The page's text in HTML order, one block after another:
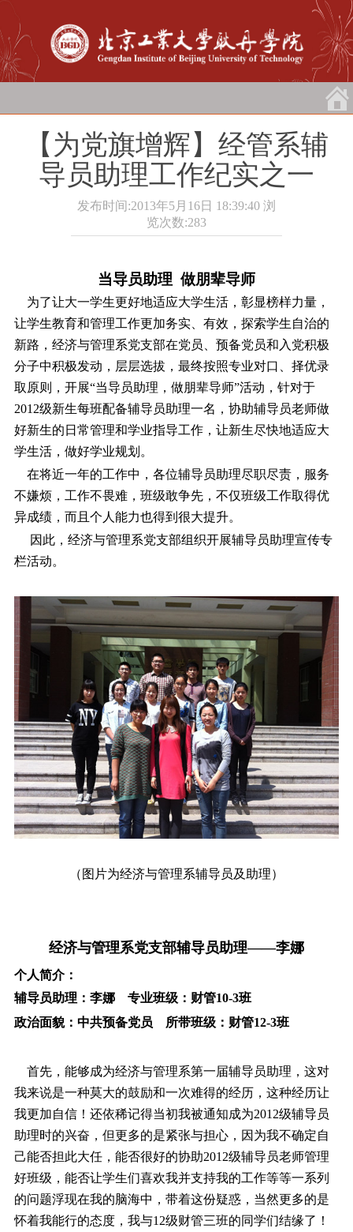
【为党旗增辉】经管系辅
导员助理工作纪实之一
发布时间:2013年5月16日 18:39:40 浏
览次数:283
当导员助理 做朋辈导师
为了让大一学生更好地适应大学生活，彰显榜样力量，
让学生教育和管理工作更加务实、有效，探索学生自治的
新路，经济与管理系党支部在党员、预备党员和入党积极
分子中积极发动，层层选拔，最终按照专业对口、择优录
取原则，开展“当导员助理，做朋辈导师”活动，针对于
2012级新生每班配备辅导员助理一名，协助辅导员老师做
好新生的日常管理和学业指导工作，让新生尽快地适应大
学生活，做好学业规划。
在将近一年的工作中，各位辅导员助理尽职尽责，服务
不嫌烦，工作不畏难，班级敢争先，不仅班级工作取得优
异成绩，而且个人能力也得到很大提升。
因此，经济与管理系党支部组织开展辅导员助理宣传专
栏活动。
（图片为经济与管理系辅导员及助理）
经济与管理系党支部辅导员助理――李娜
个人简介：
辅导员助理：李娜 专业班级：财管10-3班
政治面貌：中共预备党员 所带班级：财管12-3班
首先，能够成为经济与管理系第一届辅导员助理，这对
我来说是一种莫大的鼓励和一次难得的经历，这种经历让
我更加自信！还依稀记得当初我被通知成为2012级辅导员
助理时的兴奋，但更多的是紧张与担心，因为我不确定自
己能否担此大任，能否很好的协助2012级辅导员老师管理
好班级，能否让学生们喜欢我并支持我的工作等等一系列
的问题浮现在我的脑海中，带着这份疑惑，当然更多的是
怀着我能行的态度，我与12级财管三班的同学们结缘了！